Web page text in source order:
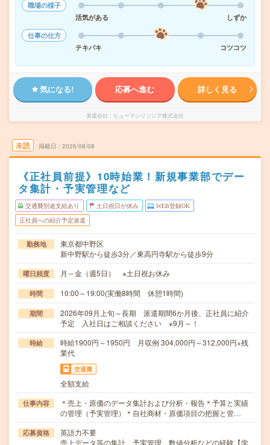
職場の様子
活気がある
しずか
仕事の仕方
テキパキ
コツコツ
気になる! 応募へ進む 詳しく見る
派遣会社 ヒューマンリソシア株式会社
未読 掲載日 2026/08/08
《正社員前提》10時始業！新規事業部でデー
タ集計・予実管理など
交通費別途支給あり 土日祝日が休み WEB登録OK
正社員への紹介予定派遣
勤務地
東京都中野区
新中野駅から徒歩3分／東高円寺駅から徒歩9分
曜日頻度 月～金（週5日） ※土日祝お休み
時間 10:00～19:00(実働8時間 休憩1時間)
期間
2026年09月上旬～長期 派遣期間6か月後、正社員に紹介
予定 入社日はご相談ください ※9月～！
時給
時給1900円～1950円 月収例 304,000円～312,000円+残
業代
交通費
全額支給
仕事内容
＊売上・原価のデータ集計および分析・報告＊予算と実績
の管理（予実管理）＊自社商材・原価項目の把握と管…
応募資格
英語力不要
売上データ等の集計、予実管理、数値分析などの経験【学